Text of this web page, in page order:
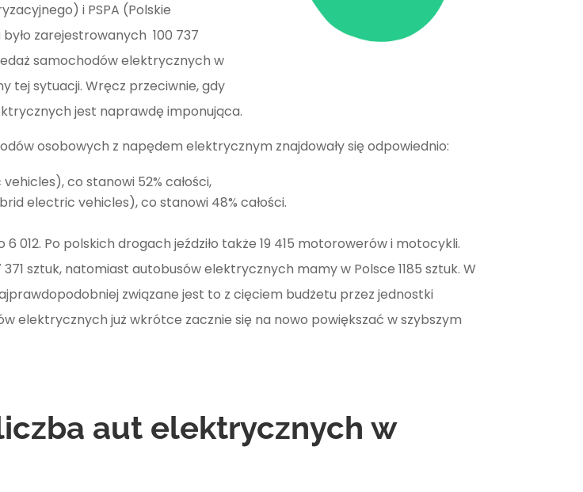
i PSPA (Polskie
zarejestrowanych 100 737
samochodów elektrycznych w
tej sytuacji. Wręcz przeciwnie, gdy
jest naprawdę imponująca.
osobowych z napędem elektrycznym znajdowały się odpowiednio:
co stanowi 52% całości,
electric vehicles), co stanowi 48% całości.
6 012. Po polskich drogach jeździło także19 415 motorowerów i motocykli.
sztuk, natomiast autobusów elektrycznych mamy w Polsce1185 sztuk. W
związane jest to z cięciem budżetu przez jednostki
elektrycznych już wkrótce zacznie się na nowo powiększać w szybszym
aut elektrycznych w